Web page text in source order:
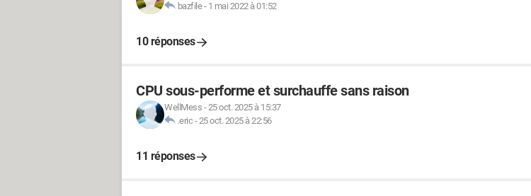
bazfile- 1 mai 2022 à 01:52
10 réponses
CPU sous-performe et surchauffe sans raison
WellMess -25 oct. 2025 à 15:37
.eric -25 oct. 2025 à 22:56
11 réponses